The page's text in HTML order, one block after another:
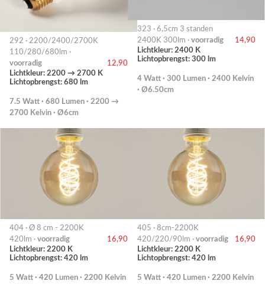
292 · 2200/2400/2700K
110/280/680lm ·
voorradig
12,90
Lichtkleur: 2200 → 2700 K
Lichtopbrengst: 680 lm
7.5 Watt · 680 Lumen · 2200 →
2700 Kelvin · Ø6cm
323 · 6,5cm 3 standen
2400K 300lm · voorradig
14,90
Lichtkleur: 2400 K
Lichtopbrengst: 300 lm
4 Watt · 300 Lumen · 2400 Kelvin
· Ø6.50cm
404 · Ø 8 cm - 2200K
420lm · voorradig
16,90
Lichtkleur: 2200 K
Lichtopbrengst: 420 lm
5 Watt · 420 Lumen · 2200 Kelvin
405 · 8cm-2200K
420/220/90lm · voorradig
16,90
Lichtkleur: 2200 K
Lichtopbrengst: 420 lm
5 Watt · 420 Lumen · 2200 Kelvin